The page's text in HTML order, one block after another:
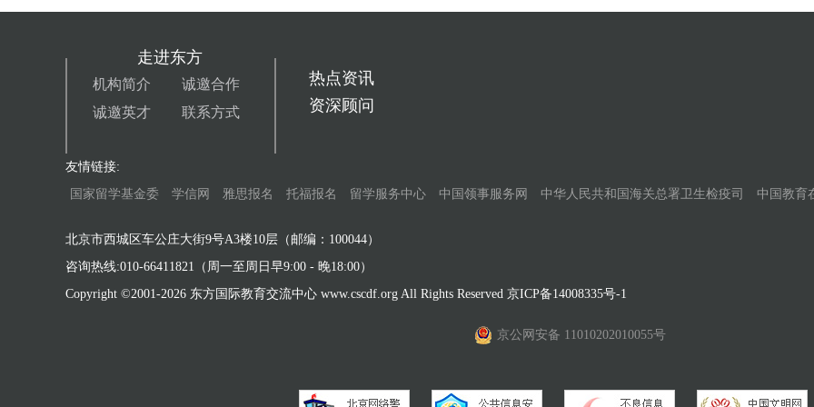
走进东方
机构简介
诚邀合作
诚邀英才
联系方式
热点资讯
资深顾问
友情链接:
国家留学基金委
学信网 雅思报名 托福报名 留学服务中心 中国领事服务网 中华人民共和国海关总署卫生检疫司 中国教育
北京市西城区车公庄大街9号A3楼10层（邮编：100044）
咨询热线:010-66411821（周一至周日早9:00 - 晚18:00）
Copyright ©2001-2026 东方国际教育交流中心 www.cscdf.org All Rights Reserved 京ICP备14008335号-1
京公网安备 11010202010055号